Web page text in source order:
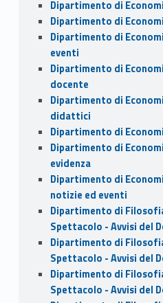
Dipartimento di
Dipartimento di
Dipartimento di
eventi
Dipartimento di
docente
Dipartimento di
didattici
Dipartimento di
Dipartimento di
evidenza
Dipartimento di
notizie ed eventi
Dipartimento di
Spettacolo - Avvisi del
Dipartimento di
Spettacolo - Avvisi del
Dipartimento di
Spettacolo - Avvisi del